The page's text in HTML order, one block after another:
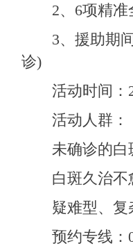
2、6项精准
3、援助期间
诊)
活动时间：
活动人群：
未确诊的白
白斑久治不
疑难型、复
预约专线：